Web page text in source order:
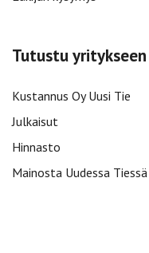
Tutustu yritykseen
Kustannus Oy Uusi Tie
Julkaisut
Hinnasto
Mainosta Uudessa Tiessä